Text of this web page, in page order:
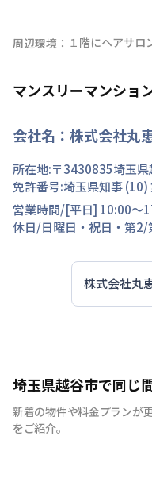
周辺環境： １階にヘアサロ
マンスリーマンショ
会社名： 株式会社丸
所在地:〒3430835埼玉県
免許番号:埼玉県知事
営業時間/[平日] 10:00～
休日/日曜日・祝日・第2/
株式会社丸
最近よく耳にする 『
同じと思ったら大間違
ンターネット接続無料
マンスリーなど、ビジ
埼玉県越谷市で同じ
新着の物件や料金プランが
をご紹介。